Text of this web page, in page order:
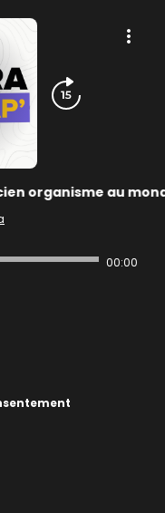
organisme au
00:00